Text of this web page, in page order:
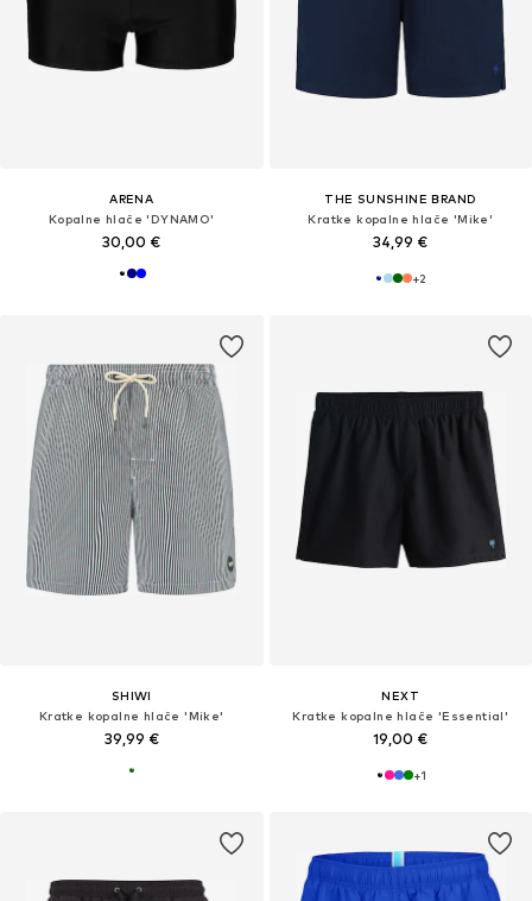
ARENA
Kopalne hlače 'DYNAMO'
30,00 €
THE SUNSHINE BRAND
Kratke kopalne hlače 'Mike'
34,99 €
+2
SHIWI
Kratke kopalne hlače 'Mike'
39,99 €
NEXT
Kratke kopalne hlače 'Essential'
19,00 €
+1